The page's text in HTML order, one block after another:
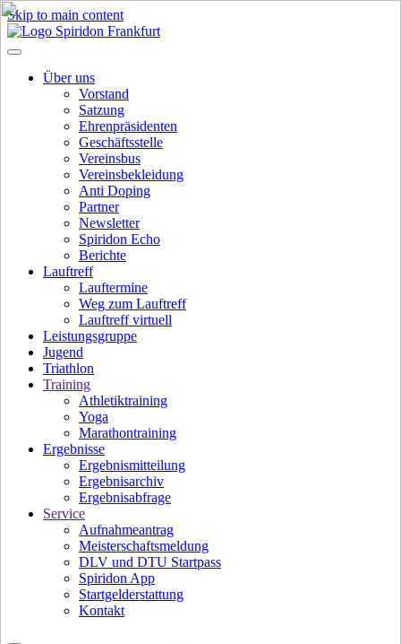
Skip to main content
Über uns
Vorstand
Satzung
Ehrenpräsidenten
Geschäftsstelle
Vereinsbus
Vereinsbekleidung
Anti Doping
Partner
Newsletter
Spiridon Echo
Berichte
Lauftreff
Lauftermine
Weg zum Lauftreff
Lauftreff virtuell
Leistungsgruppe
Jugend
Triathlon
Training
Athletiktraining
Yoga
Marathontraining
Ergebnisse
Ergebnismitteilung
Ergebnisarchiv
Ergebnisabfrage
Service
Aufnahmeantrag
Meisterschaftsmeldung
DLV und DTU Startpass
Spiridon App
Startgelderstattung
Kontakt